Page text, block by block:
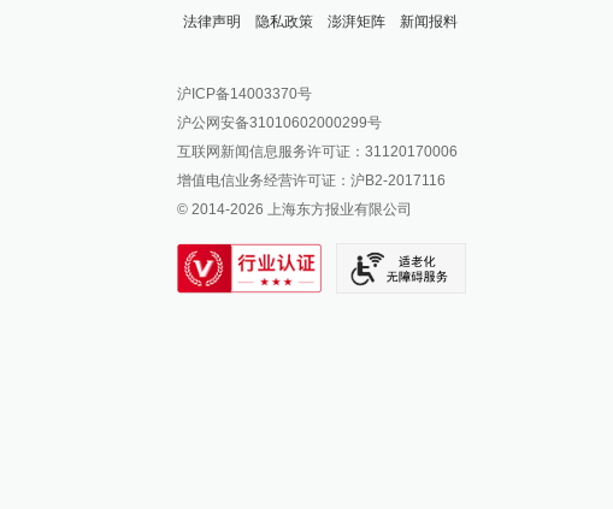
法律声明 隐私政策 澎湃矩阵
澎湃新闻公众号
澎湃新闻抖音号
派生万物开放平台
IP SHANGHAI
SIXTH TONE
新闻报料
报料邮箱: news@thepaper.cn
沪ICP备14003370号
沪公网安备31010602000299号
互联网新闻信息服务许可证：31120170006
增值电信业务经营许可证：沪B2-2017116
© 2014-2026 上海东方报业有限公司